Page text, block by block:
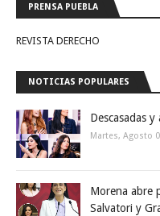
PRENSA PUEBLA
REVISTA DERECHO
NOTICIAS POPULARES
Descasadas
Martes, Agosto
Morena abre
Salvatori y